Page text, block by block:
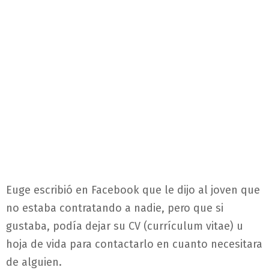
Euge escribió en Facebook que le dijo al joven que
no estaba contratando a nadie, pero que si
gustaba, podía dejar su CV (currículum vitae) u
hoja de vida para contactarlo en cuanto necesitara
de alguien.